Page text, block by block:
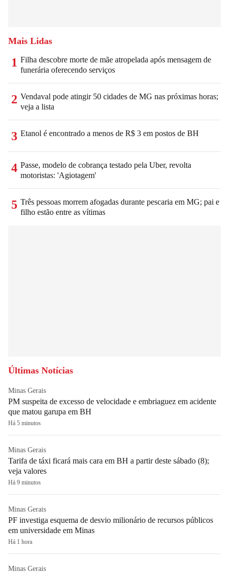
Mais Lidas
1 Filha descobre morte de mãe atropelada após mensagem de
funerária oferecendo serviços
2 Vendaval pode atingir 50 cidades de MG nas próximas horas;
veja a lista
3 Etanol é encontrado a menos de R$ 3 em postos de BH
4 Passe, modelo de cobrança testado pela Uber, revolta
motoristas: 'Agiotagem'
5 Três pessoas morrem afogadas durante pescaria em MG; pai e
filho estão entre as vítimas
Últimas Notícias
Minas Gerais
PM suspeita de excesso de velocidade e embriaguez em acidente
que matou garupa em BH
Há 5 minutos
Minas Gerais
Tarifa de táxi ficará mais cara em BH a partir deste sábado (8);
veja valores
Há 9 minutos
Minas Gerais
PF investiga esquema de desvio milionário de recursos públicos
em universidade em Minas
Há 1 hora
Minas Gerais